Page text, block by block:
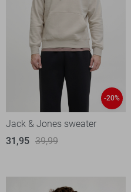
-20%
Jack & Jones sweater
31,95 39,99